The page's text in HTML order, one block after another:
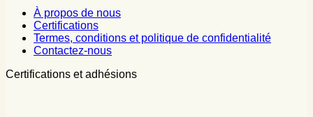
À propos de nous
Certifications
Termes, conditions et politique de confidentialité
Contactez-nous
Certifications et adhésions